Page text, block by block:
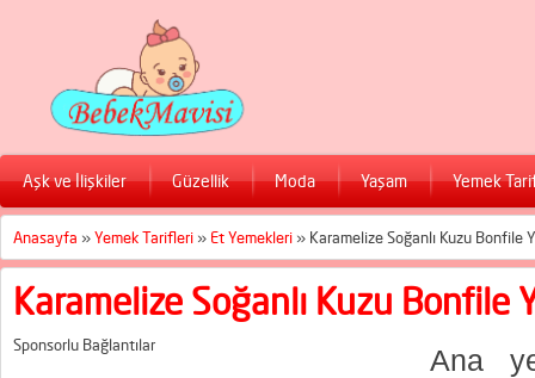
Aşk ve İlişkiler Güzellik Moda Yaşam Yemek
Anasayfa »Yemek Tarifleri » Et Yemekleri » Karamelize Soğanlı Kuzu Bonfile
Karamelize Soğanlı Kuzu Bonfile
Sponsorlu Bağlantılar
Ana